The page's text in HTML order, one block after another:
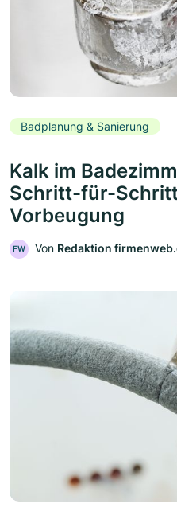
Badplanung & Sanierung
Kalk im
Schritt-für-
Vorbeugung
FW Von Redaktion